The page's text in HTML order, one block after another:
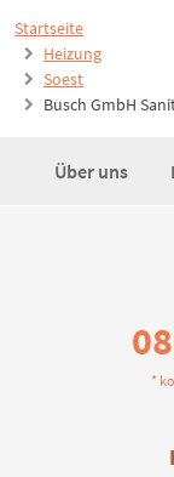
Startseite
Heizung
Soest
Busch GmbH
Über uns
*